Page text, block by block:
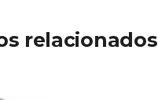
relacionados